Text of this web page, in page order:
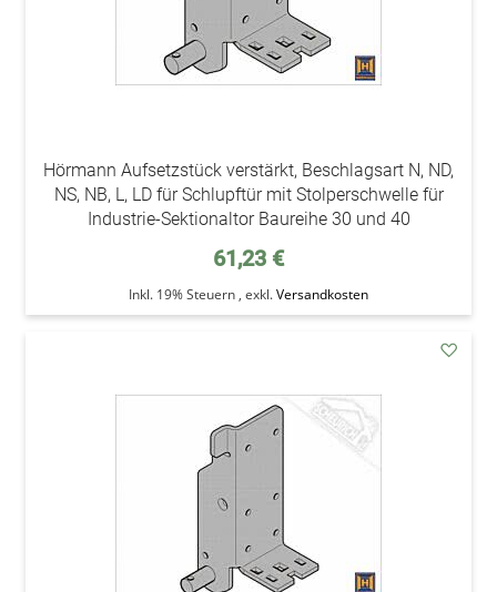
Hörmann Aufsetzstück verstärkt, Beschlagsart N, ND,
NS, NB, L, LD für Schlupftür mit Stolperschwelle für
Industrie-Sektionaltor Baureihe 30 und 40
61,23 €
Inkl. 19% Steuern , exkl.Versandkosten